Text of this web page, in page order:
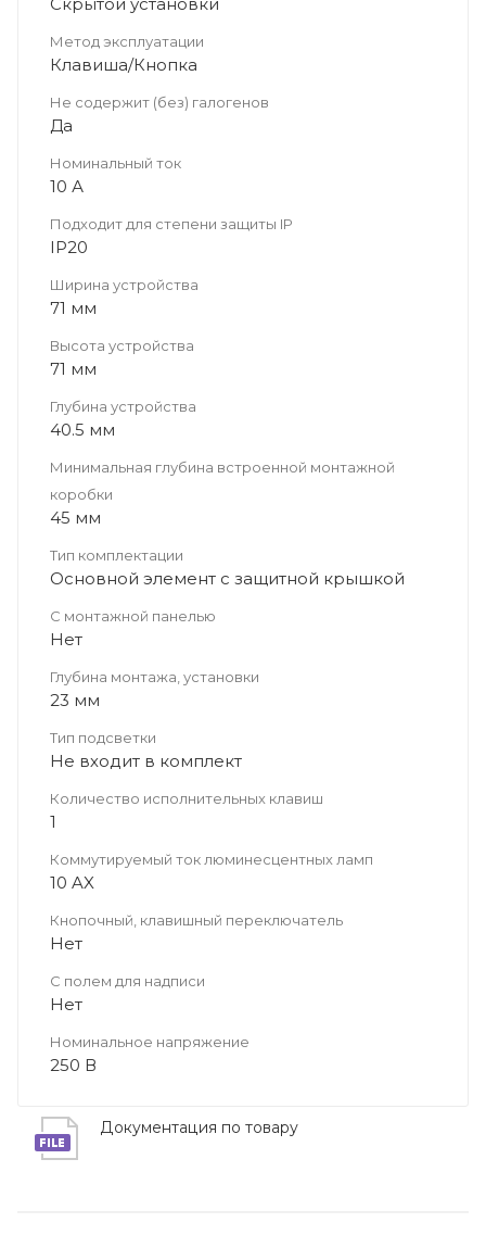
Метод эксплуатации
Клавиша/Кнопка
Не содержит (без) галогенов
Да
Номинальный ток
10 А
Подходит для степени защиты IP
IP20
Ширина устройства
71 мм
Высота устройства
71 мм
Глубина устройства
40.5 мм
Минимальная глубина встроенной монтажной
коробки
45 мм
Тип комплектации
Основной элемент с защитной крышкой
С монтажной панелью
Нет
Глубина монтажа, установки
23 мм
Тип подсветки
Не входит в комплект
Количество исполнительных клавиш
1
Коммутируемый ток люминесцентных ламп
10 AX
Кнопочный, клавишный переключатель
Нет
С полем для надписи
Нет
Номинальное напряжение
250 В
Документация по товару